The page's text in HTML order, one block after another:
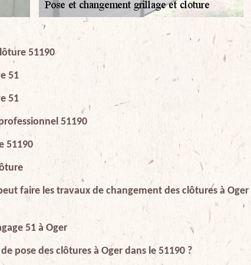
51190
51
51
51190
51190
faire les travaux de changement des clôtures à Oger
51 à Oger
pose des clôtures à Oger dans le 51190 ?